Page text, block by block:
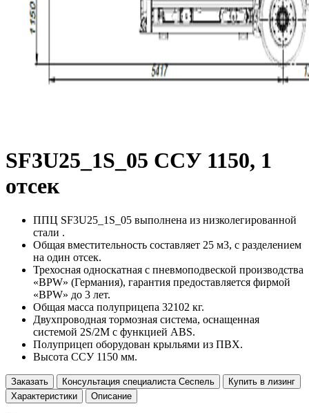
SF3U25_1S_05 ССУ 1150, 1
отсек
ППЦ SF3U25_1S_05 выполнена из низколегированной
стали .
Общая вместительность составляет 25 м3, с разделением
на один отсек.
Трехосная односкатная с пневмоподвеской производства
«BPW» (Германия), гарантия предоставляется фирмой
«BPW» до 3 лет.
Общая масса полуприцепа 32102 кг.
Двухпроводная тормозная система, оснащенная
системой 2S/2M с функцией ABS.
Полуприцеп оборудован крыльями из ПВХ.
Высота ССУ 1150 мм.
Заказать Консультация специалиста Сеспель
Купить в лизинг
Характеристики
Описание